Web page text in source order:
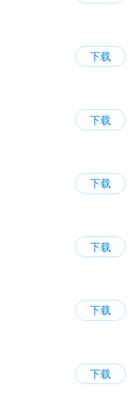
下载
下载
下载
下载
下载
下载